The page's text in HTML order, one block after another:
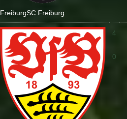
FreiburgSC Freiburg
4
:
0